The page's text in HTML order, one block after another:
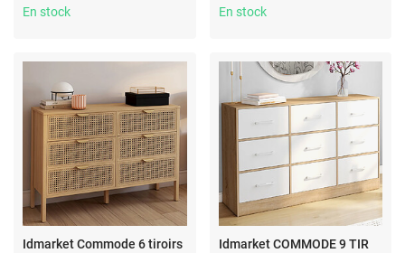
tiroirs - Meuble de rangement
x 73 cm- Couleur noyer
En stock
cannage
En stock
Idmarket Commode 6 tiroirs
Idmarket COMMODE 9 TIR